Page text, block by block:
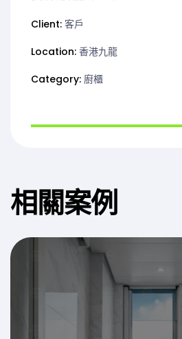
Client: 客戶
Location: 香港九龍
Category: 廚櫃
相關案例